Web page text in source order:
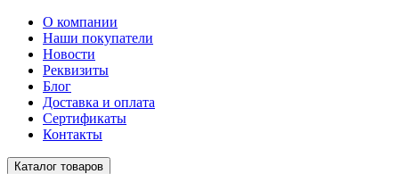
О компании
Наши покупатели
Новости
Реквизиты
Блог
Доставка и оплата
Сертификаты
Контакты
Каталог товаров